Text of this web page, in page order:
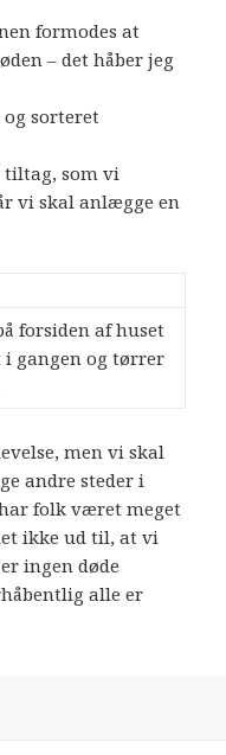
formodes at
– det håber jeg
og sorteret
tiltag, som vi
vi skal anlægge en
forsiden af huset
i gangen og tørrer
men vi skal
andre steder i
folk været meget
ikke ud til, at vi
ingen døde
alle er